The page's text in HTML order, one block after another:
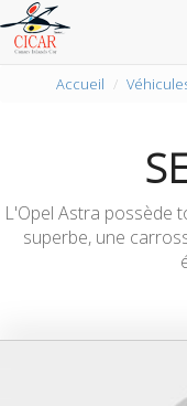
Accueil
L'Opel Astra possède
superbe, une